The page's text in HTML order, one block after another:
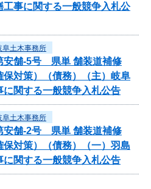
事に関する一般競争入札公
阜土木事務所
安舗-5号 県単 舗装道補修
保対策）（債務）（主）岐阜
関する一般競争入札公告
阜土木事務所
安舗-2号 県単 舗装道補修
保対策）（債務）（一）羽島
関する一般競争入札公告